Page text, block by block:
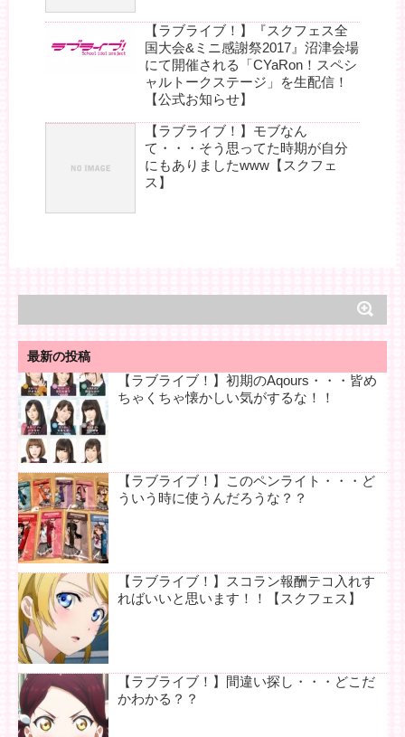
【ラブライブ！】『スクフェス全
国大会&ミニ感謝祭2017』沼津会場
にて開催される「CYaRon！スペシ
ャルトークステージ」を生配信！
【公式お知らせ】
【ラブライブ！】モブなん
て・・・そう思ってた時期が自分
にもありましたwww【スクフェ
ス】
最新の投稿
【ラブライブ！】初期のAqours・・・皆め
ちゃくちゃ懐かしい気がするな！！
【ラブライブ！】このペンライト・・・ど
ういう時に使うんだろうな？？
【ラブライブ！】スコラン報酬テコ入れす
ればいいと思います！！【スクフェス】
【ラブライブ！】間違い探し・・・どこだ
かわかる？？